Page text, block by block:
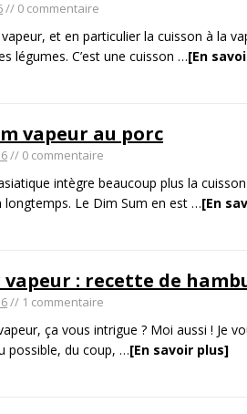
// 0 commentaire
et en particulier la cuisson à la
légumes. C’est une cuisson …[En
vapeur au porc
// 0 commentaire
intègre beaucoup plus la
longtemps. Le Dim Sum en est …[En
vapeur : recette de
// 1 commentaire
ça vous intrigue ? Moi aussi ! Je
possible, du coup, …[En savoir plus]